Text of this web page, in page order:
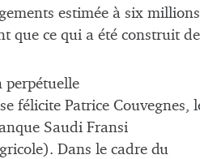
estimée à six
que ce qui a été construit
perpétuelle
félicite Patrice Couvegnes,
Saudi Fransi
Dans le cadre du